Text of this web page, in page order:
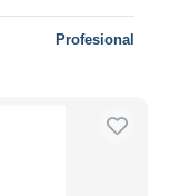
Profesional